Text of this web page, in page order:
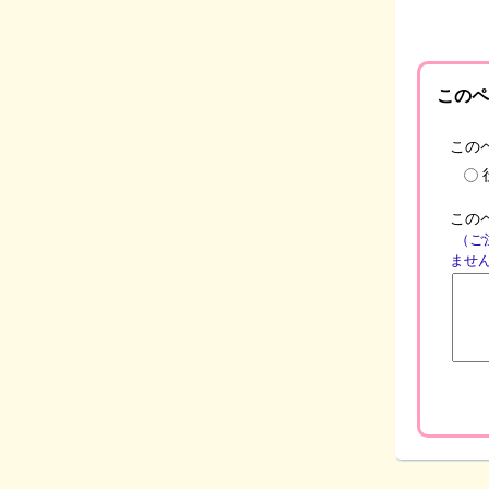
この
この
この
（
ませ